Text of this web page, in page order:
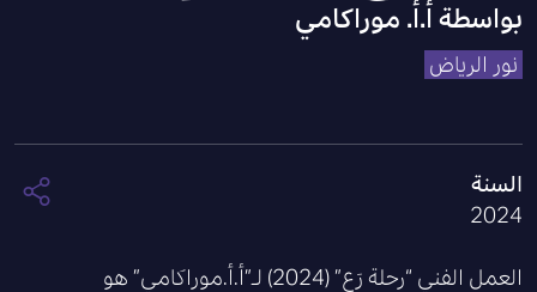
بواسطة أ.أ. موراكامي
نور الرياض
السنة
2024
العمل الفني “رحلة رَع” (2024) لـ”أ.أ.موراكامي” هو